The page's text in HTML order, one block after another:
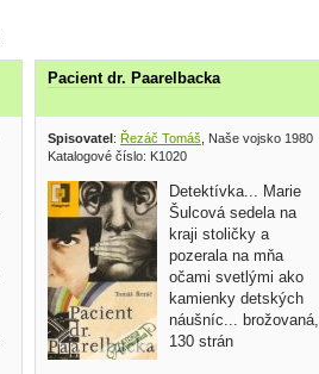
Pacient dr. Paarelbacka
Spisovatel : Řezáč Tomáš, Naše vojsko 1980
Katalogové číslo: K1020
Detektívka... Marie
Šulcová sedela na
kraji stoličky a
pozerala na mňa
očami svetlými ako
kamienky detských
náušníc... brožovaná,
130 strán